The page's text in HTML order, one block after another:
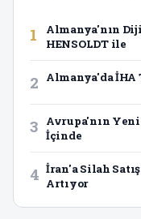
1
Almanya'nın
HENSOLDT ile
2 Almanya'da İHA
3
Avrupa'nın Yeni
İçinde
4 İran'a Silah
Artıyor